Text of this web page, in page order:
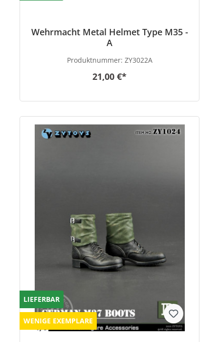
Wehrmacht Metal Helmet Type M35 -
A
Produktnummer: ZY3022A
21,00 €*
LIEFERBAR
WENIGE EXEMPLARE